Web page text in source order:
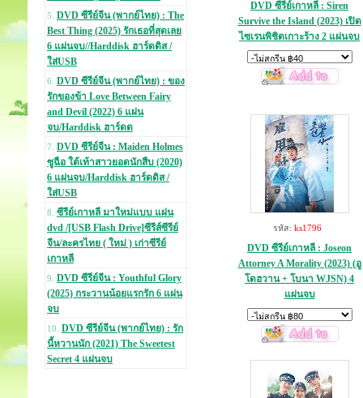
5. DVD ซีรีย์จีน (พากย์ไทย) : The
Best Thing (2025) รักเธอที่สุดเลย
6 แผ่นจบ//Harddisk ฮาร์ดดิส /
ใส่USB
6. DVD ซีรีย์จีน (พากย์ไทย) : ของ
รักของข้า Love Between Fairy
and Devil (2022) 6 แผ่น
จบ/Harddisk ฮาร์ดด
7. DVD ซีรีย์จีน : Maiden Holmes
ซูฉือ ใต้เท้าสาวยอดนักสืบ (2020)
6 แผ่นจบ/Harddisk ฮาร์ดดิส /
ใส่USB
8. ซีรีย์เกาหลี มาใหม่แบบ แผ่น
dvd /[USB Flash Drive]ซีรีส์ซีรีย์
จีน/ละครไทย ( ใหม่ ) เก่าซีรีย์
เกาหลี
9. DVD ซีรีย์จีน : Youthful Glory
(2025) กระวานน้อยแรกรัก 6 แผ่น
จบ
10. DVD ซีรีย์จีน (พากย์ไทย) : รัก
นี้หวานนัก (2021) The Sweetest
Secret 4 แผ่นจบ
DVD ซีรีย์เกาหลี : Siren
Survive the Island (2023) เปิด
ไซเรนพิชิตเกาะร้าง 2 แผ่นจบ
รหัส: ks1796
DVD ซีรีย์เกาหลี : Joseon
Attorney A Morality (2023) (อู
โดฮวาน + โบนา WJSN) 4
แผ่นจบ